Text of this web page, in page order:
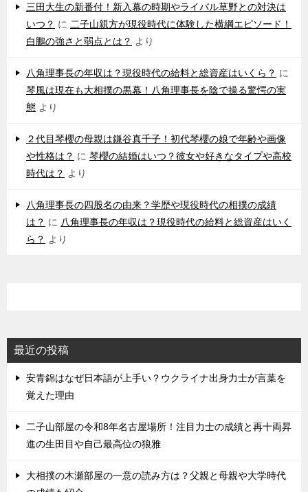
三田大生の新番付！新入幕の時期やライバル草野との対決は
いつ？ に 二子山親方が現役時代に体験した横綱エピソード！
白鵬の強さと弱点とは？ より
八角理事長の年収は？現役時代の給料と総資産はいくら？ に
琴風は現在も大相撲の黒幕！八角理事長を陰で操る驚愕の実
態 より
２代目琴櫻の母親は鎌谷真千子！初代琴櫻の娘で年齢や画像
や性格は？ に 琴櫻の結婚はいつ？彼女や好きなタイプや高校
時代は？ より
八角理事長の四股名の由来？学歴や現役時代の相撲の成績
は？ に 八角理事長の年収は？現役時代の給料と総資産はいく
ら？ より
最近の投稿
安青錦はなぜ日本語が上手い？ウクライナ出身力士が言葉を
覚えた理由
二子山部屋の令和8年名古屋場所！注目力士の成績と再十両昇
進の生田目や自己最高位の狼雅
大相撲の木瀬部屋の一意の読み方は？父親と母親や大学時代